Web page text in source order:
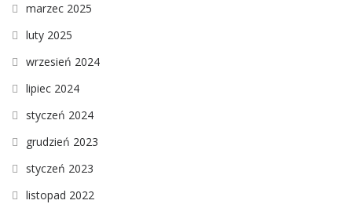
marzec 2025
luty 2025
wrzesień 2024
lipiec 2024
styczeń 2024
grudzień 2023
styczeń 2023
listopad 2022